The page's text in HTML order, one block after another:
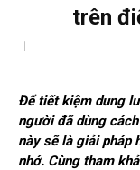
trên
Để tiết kiệm dung
người đã dùng
này sẽ là giải pháp
nhớ. Cùng tham